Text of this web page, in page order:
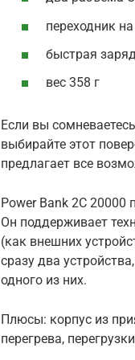
переходник
быстрая
вес 358 г
Если вы
выбирайте этот
предлагает все
Power Bank 2C 20000
Он поддерживает
(как внешних
сразу два
одного из них.
Плюсы: корпус из
перегрева,